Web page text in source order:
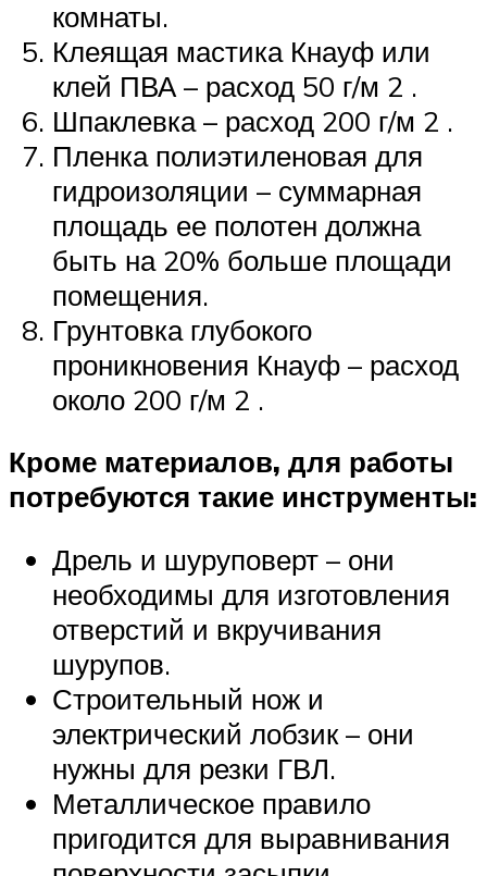
комнаты.
Клеящая мастика Кнауф или
клей ПВА – расход 50 г/м 2 .
Шпаклевка – расход 200 г/м 2 .
Пленка полиэтиленовая для
гидроизоляции – суммарная
площадь ее полотен должна
быть на 20% больше площади
помещения.
Грунтовка глубокого
проникновения Кнауф – расход
около 200 г/м 2 .
Кроме материалов, для работы
потребуются такие инструменты:
Дрель и шуруповерт – они
необходимы для изготовления
отверстий и вкручивания
шурупов.
Строительный нож и
электрический лобзик – они
нужны для резки ГВЛ.
Металлическое правило
пригодится для выравнивания